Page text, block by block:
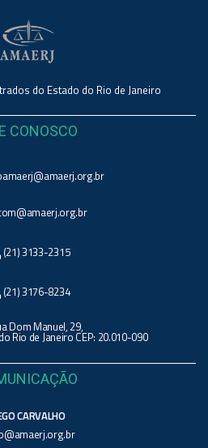
do Estado do Rio de Janeiro
CONOSCO
(21) 3133-2315
(21) 3176-8234
Dom Manuel, 29,
Rio de Janeiro CEP: 20.010-090
CARVALHO